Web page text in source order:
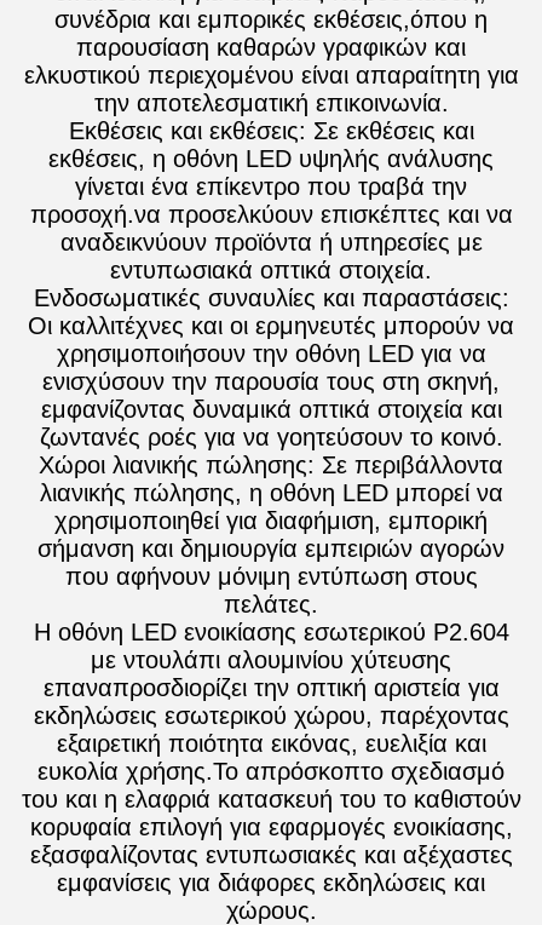
συνέδρια και εμπορικές εκθέσεις,όπου η
παρουσίαση καθαρών γραφικών και
ελκυστικού περιεχομένου είναι απαραίτητη για
την αποτελεσματική επικοινωνία.
Εκθέσεις και εκθέσεις: Σε εκθέσεις και
εκθέσεις, η οθόνη LED υψηλής ανάλυσης
γίνεται ένα επίκεντρο που τραβά την
προσοχή.να προσελκύουν επισκέπτες και να
αναδεικνύουν προϊόντα ή υπηρεσίες με
εντυπωσιακά οπτικά στοιχεία.
Ενδοσωματικές συναυλίες και παραστάσεις:
Οι καλλιτέχνες και οι ερμηνευτές μπορούν να
χρησιμοποιήσουν την οθόνη LED για να
ενισχύσουν την παρουσία τους στη σκηνή,
εμφανίζοντας δυναμικά οπτικά στοιχεία και
ζωντανές ροές για να γοητεύσουν το κοινό.
Χώροι λιανικής πώλησης: Σε περιβάλλοντα
λιανικής πώλησης, η οθόνη LED μπορεί να
χρησιμοποιηθεί για διαφήμιση, εμπορική
σήμανση και δημιουργία εμπειριών αγορών
που αφήνουν μόνιμη εντύπωση στους
πελάτες.
Η οθόνη LED ενοικίασης εσωτερικού P2.604
με ντουλάπι αλουμινίου χύτευσης
επαναπροσδιορίζει την οπτική αριστεία για
εκδηλώσεις εσωτερικού χώρου, παρέχοντας
εξαιρετική ποιότητα εικόνας, ευελιξία και
ευκολία χρήσης.Το απρόσκοπτο σχεδιασμό
του και η ελαφριά κατασκευή του το καθιστούν
κορυφαία επιλογή για εφαρμογές ενοικίασης,
εξασφαλίζοντας εντυπωσιακές και αξέχαστες
εμφανίσεις για διάφορες εκδηλώσεις και
χώρους.